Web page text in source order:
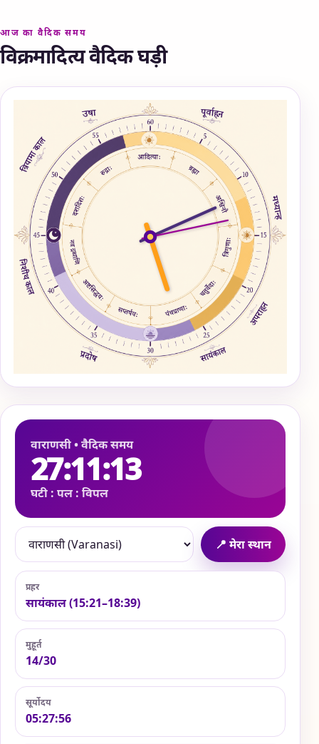
आज का वैदिक समय
विक्रमादित्‍य वैदिक घड़ी
वाराणसी • वैदिक समय
27:11:17
घटी : पल : विपल
📍 मेरा स्थान
प्रहर
सायंकाल (15:21–18:39)
मुहूर्त
14/30
सूर्योदय
05:27:56